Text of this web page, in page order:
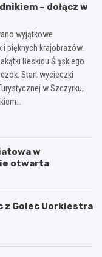
– dołącz w
wyjątkowe
pięknych krajobrazów.
Beskidu Śląskiego
Start wycieczki
w Szczyrku,
w
otwarta
z Golec Uorkiestra